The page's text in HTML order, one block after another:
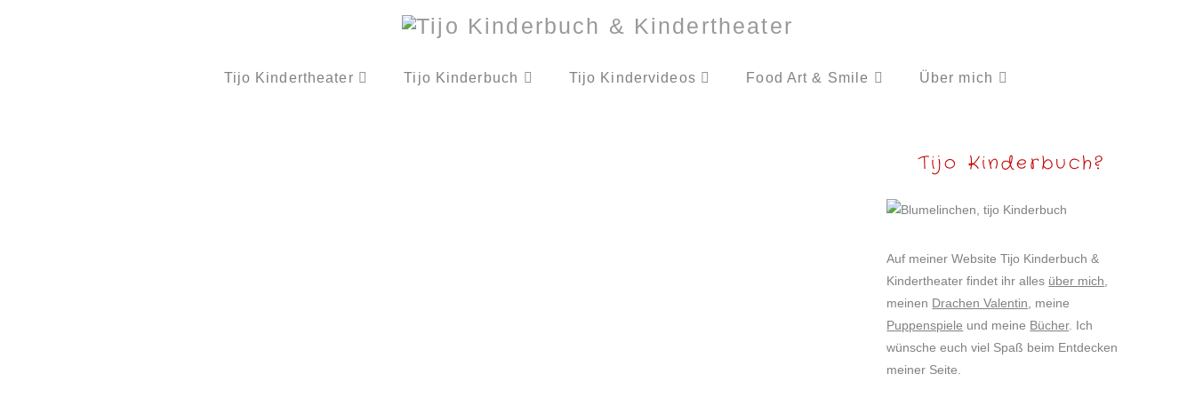
Tijo Kindertheater Tijo Kinderbuch Tijo Kindervideos Food Art & Smile Über mich
Tijo Kinderbuch?
Auf meiner Website Tijo Kinderbuch &
Kindertheater findet ihr alles über mich
meinen Drachen Valentin , meine
Puppenspiele und meine Bücher. Ich
wünsche euch viel Spaß beim Entdecken
meiner Seite.